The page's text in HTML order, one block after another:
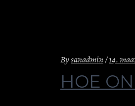
Bysanadmin 14.
HOE